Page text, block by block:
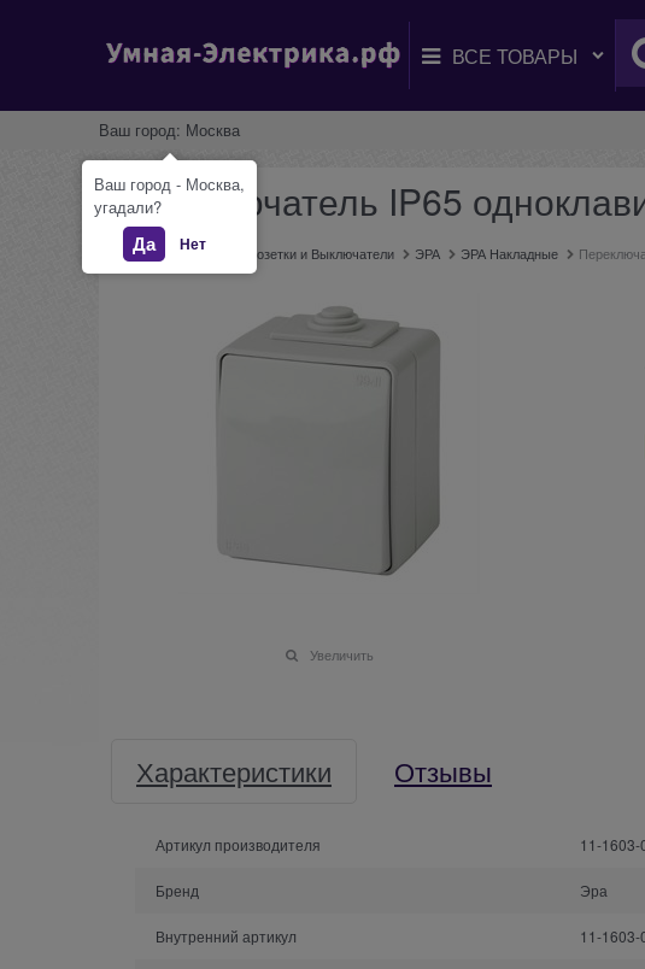
Ваш город: Москва
Переключатель IP65
Главная Каталог Розетки и Выключатели ЭРА ЭРА Накладные
Увеличить
Характеристики Отзывы
Артикул производителя 11-1603-
Бренд Эра
Внутренний артикул 11-1603-
Ваш город - Москва,
угадали?
Да Нет